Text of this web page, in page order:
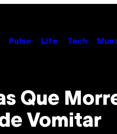
Pulse Life Tech
Que
Vomitar